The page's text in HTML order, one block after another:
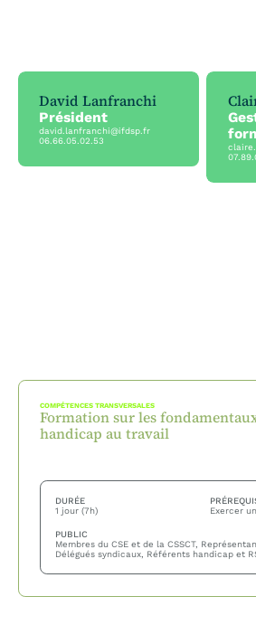
David Lanfranchi
Président
david.lanfranchi@ifdsp.fr
06.66.05.02.53
COMPÉTENCES TRANSVERSALES
Formation sur les
handicap au travail
DURÉE
1 jour (7h)
PUBLIC
Membres du CSE et de la CSSCT,
Délégués syndicaux, Référents handicap et